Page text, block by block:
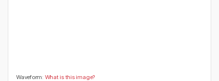
Waveform: What is this image?